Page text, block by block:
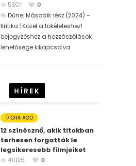
5301
0
Dűne: Második rész (2024) –
Kritika | Közel a tökéleteshez!
bejegyzéshez a hozzászólások
lehetősége kikapcsolva
HÍREK
17 ÓRA AGO
12 színésznő, akik titokban
terhesen forgatták le
legsikeresebb filmjeiket
40125
0